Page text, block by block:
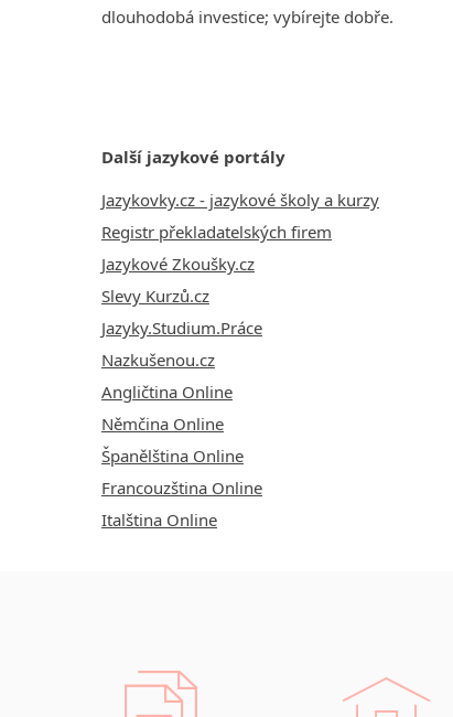
dlouhodobá investice; vybírejte dobře.
Další jazykové portály
Jazykovky.cz - jazykové školy a kurzy
Registr překladatelských firem
Jazykové Zkoušky.cz
Slevy Kurzů.cz
Jazyky.Studium.Práce
Nazkušenou.cz
Angličtina Online
Němčina Online
Španělština Online
Francouzština Online
Italština Online